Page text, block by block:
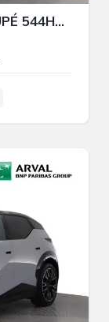
BMW i4 M50 xDRIVE GRAN COUPÉ 544HK PRIVAT/FÖRETAGSLEASING